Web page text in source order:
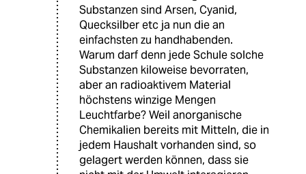
Substanzen sind Arsen, Cyanid,
Quecksilber etc ja nun die an
einfachsten zu handhabenden.
Warum darf denn jede Schule solche
Substanzen kiloweise bevorraten,
aber an radioaktivem Material
höchstens winzige Mengen
Leuchtfarbe? Weil anorganische
Chemikalien bereits mit Mitteln, die in
jedem Haushalt vorhanden sind, so
gelagert werden können, dass sie